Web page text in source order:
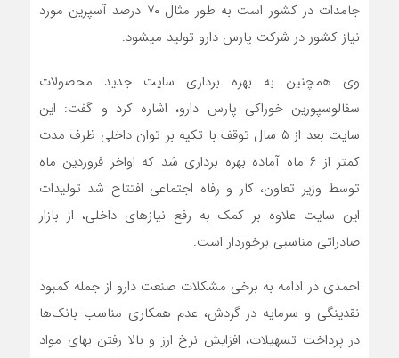
جامدات در کشور است به طور مثال ۷۰ درصد آسپرین مورد
نیاز کشور در شرکت پارس دارو تولید می‎شود.
وی همچنین به بهره برداری سایت جدید محصولات
سفالوسپورین خوراکی پارس دارو، اشاره کرد و گفت: این
سایت بعد از ۵ سال توقف با تکیه بر توان داخلی ظرف مدت
کمتر از ۶ ماه آماده بهره برداری شد که اواخر فروردین ماه
توسط وزیر تعاون، کار و رفاه اجتماعی افتتاح شد تولیدات
این سایت علاوه بر کمک به رفع نیازهای داخلی، از بازار
صادراتی مناسبی برخوردار است.
احمدی در ادامه به برخی مشکلات صنعت دارو از جمله کمبود
نقدینگی و سرمایه در گردش، عدم همکاری مناسب بانک‌ها
در پرداخت تسهیلات، افزایش نرخ ارز و بالا رفتن بهای مواد